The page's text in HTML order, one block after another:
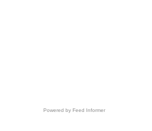
Powered by Feed Informer